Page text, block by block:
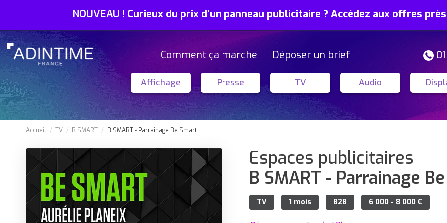
NOUVEAU ! Curieux du prix d'un panneau publicitaire ? Accédez aux offres
Comment ça marche Déposer un brief
Affichage Presse TV Audio
Accueil TV B SMART B SMART - Parrainage Be Smart
Espaces publicitaires
B SMART - Parrainage
TV 1 mois B2B 6 000 - 8 000 €